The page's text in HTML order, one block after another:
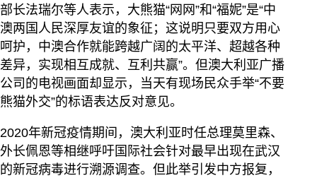
部长法瑞尔等人表示，大熊猫“网网”和“福妮”是“中
澳两国人民深厚友谊的象征；这说明只要双方用心
呵护，中澳合作就能跨越广阔的太平洋、超越各种
差异，实现相互成就、互利共赢”。但澳大利亚广播
公司的电视画面却显示，当天有现场民众手举“不要
熊猫外交”的标语表达反对意见。
2020年新冠疫情期间，澳大利亚时任总理莫里森、
外长佩恩等相继呼吁国际社会针对最早出现在武汉
的新冠病毒进行溯源调查。但此举引发中方报复，